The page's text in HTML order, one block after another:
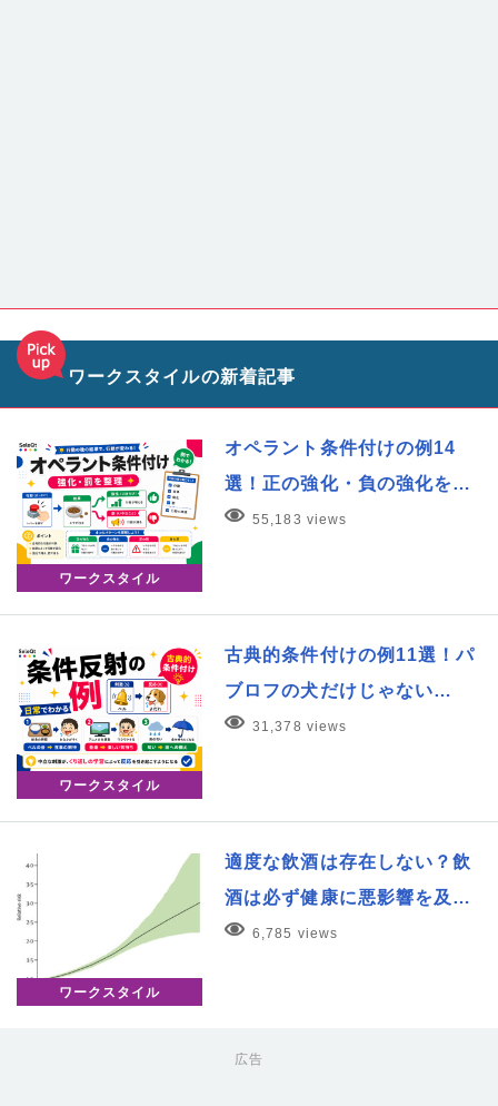
ワークスタイルの新着記事
ワークスタイル
オペラント条件付けの例14
選！正の強化・負の強化を…
55,183 views
ワークスタイル
古典的条件付けの例11選！パ
ブロフの犬だけじゃない…
31,378 views
ワークスタイル
適度な飲酒は存在しない？飲
酒は必ず健康に悪影響を及…
6,785 views
広告